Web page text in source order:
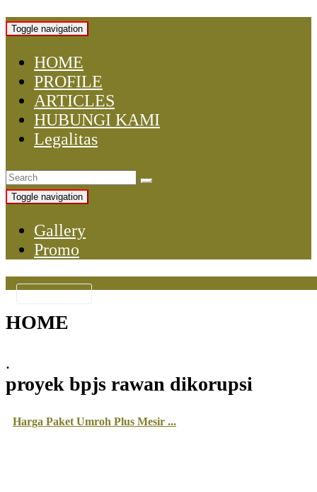
Toggle navigation
HOME
PROFILE
ARTICLES
HUBUNGI KAMI
Legalitas
Toggle navigation
Gallery
Promo
KATEGORI
HOME
.
proyek bpjs rawan dikorupsi
Harga Paket Umroh Plus Mesir ...